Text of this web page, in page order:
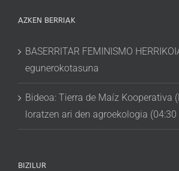
AZKEN BERRIAK
BASERRITAR FEMINISMO
egunerokotasuna
Bideoa: Tierra de Maíz Kooperativa
loratzen ari den agroekologia
BIZILUR